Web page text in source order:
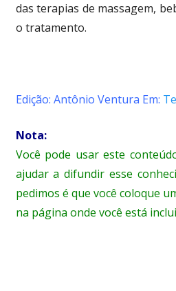
das terapias de massagem,
o tratamento.
Edição: Antônio Ventura Em:
Nota:
Você pode usar este
ajudar a difundir esse
pedimos é que você coloque
na página onde você está